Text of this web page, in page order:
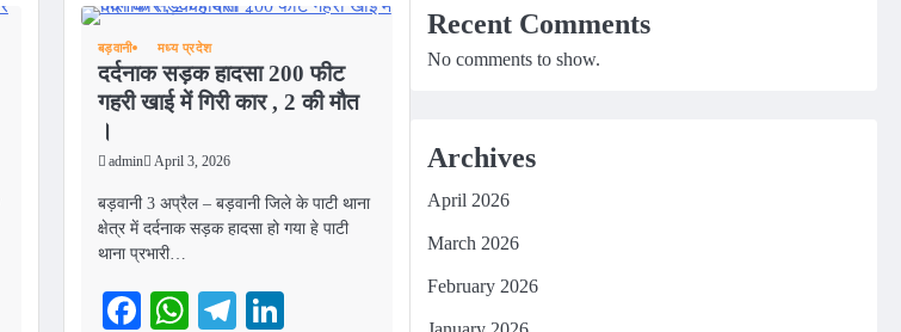
बड़वानी मध्य प्रदेश
दर्दनाक सड़क हादसा 200 फीट
गहरी खाई में गिरी कार , 2 की मौत
।
admin April 3, 2026
बड़वानी 3 अप्रैल – बड़वानी जिले के पाटी थाना
क्षेत्र में दर्दनाक सड़क हादसा हो गया हे पाटी
थाना प्रभारी…
Facebook
WhatsApp
Telegram
Recent Comments
No comments to show.
Archives
April 2026
March 2026
February 2026